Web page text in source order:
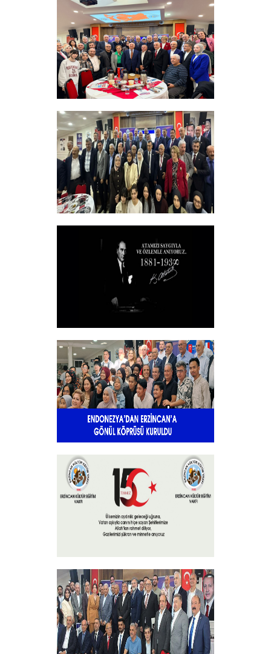
PROGRAMI
+
Sadık Ağça Yeniden Başkan Seçildi
+
Vakfımızın 2025-2026 Yılı Burs
Toplantısı Yapıldı.
+
10 KASIM
+
Endonezya’dan Erzincan’a gönül
köprüsü
+
15 Temmuz 2025
+